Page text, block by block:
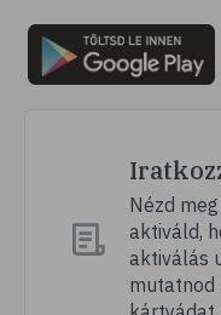
# szabadidő
# lelki egyensúly
# nordic walking
# meditálás
Nézd
aktiváld,
aktiválás
mutatnod